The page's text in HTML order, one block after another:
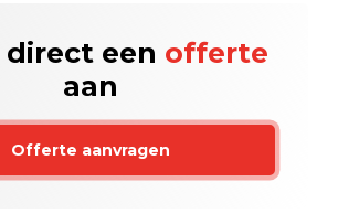
direct een offerte
aan
Offerte aanvragen